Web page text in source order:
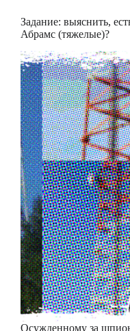
Задание: выяснить,
Абрамс (тяжелые)?
Осужденному за